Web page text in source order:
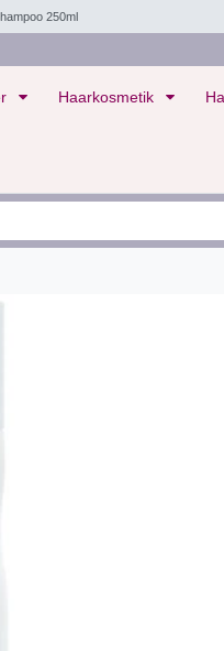
250ml
Haarkosmetik